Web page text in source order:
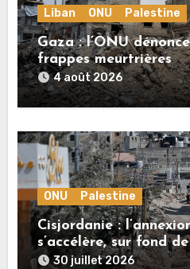
Liban ONU Palestine
Gaza : l’ONU
frappes meurtrières
4 août 2026
ONU Palestine
Cisjordanie :
s’accélère, sur fond
croissantes
30 juillet 2026